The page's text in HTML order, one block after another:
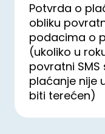
Potvrda o
obliku
podacima o
(ukoliko u
povratni
plaćanje nije
biti terećen)